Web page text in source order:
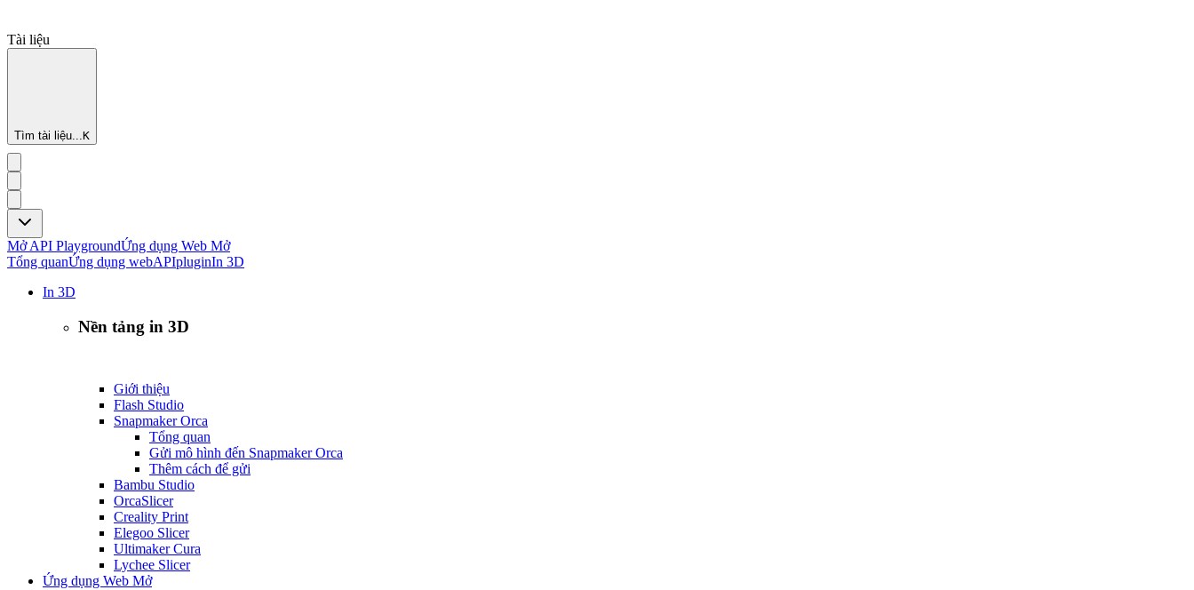
Tài liệu
Tìm tài liệu...K
Mở API PlaygroundỨng dụng Web Mở
Tổng quanỨng dụng webAPIpluginIn 3D
In 3D
Nền tảng in 3D
Giới thiệu
Flash Studio
Snapmaker Orca
Tổng quan
Gửi mô hình đến Snapmaker Orca
Thêm cách để gửi
Bambu Studio
OrcaSlicer
Creality Print
Elegoo Slicer
Ultimaker Cura
Lychee Slicer
Ứng dụng Web Mở